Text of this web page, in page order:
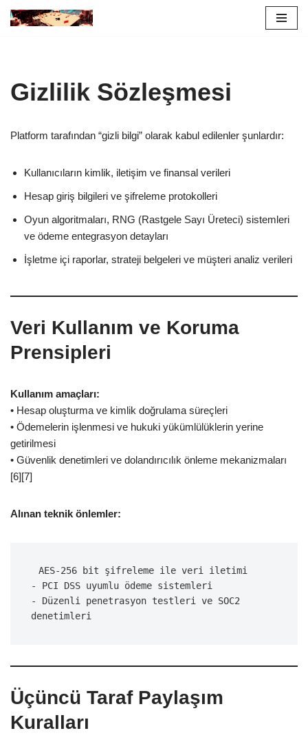
Gizlilik Sözleşmesi
Platform tarafından “gizli bilgi” olarak kabul edilenler şunlardır:
Kullanıcıların kimlik, iletişim ve finansal verileri
Hesap giriş bilgileri ve şifreleme protokolleri
Oyun algoritmaları, RNG (Rastgele Sayı Üreteci) sistemleri
ve ödeme entegrasyon detayları
İşletme içi raporlar, strateji belgeleri ve müşteri analiz verileri
Veri Kullanım ve Koruma
Prensipleri
Kullanım amaçları:
• Hesap oluşturma ve kimlik doğrulama süreçleri
• Ödemelerin işlenmesi ve hukuki yükümlülüklerin yerine
getirilmesi
• Güvenlik denetimleri ve dolandırıcılık önleme mekanizmaları
[6][7]
Alınan teknik önlemler:
AES-256 bit şifreleme ile veri iletimi
- PCI DSS uyumlu ödeme sistemleri
- Düzenli penetrasyon testleri ve SOC2
denetimleri
Üçüncü Taraf Paylaşım
Kuralları